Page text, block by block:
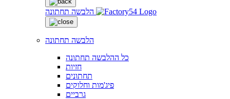
הלבשה תחתונה
הלבשה תחתונה
כל ההלבשה תחתונה
חזיות
תחתונים
פיג'מות וחלוקים
גרביים